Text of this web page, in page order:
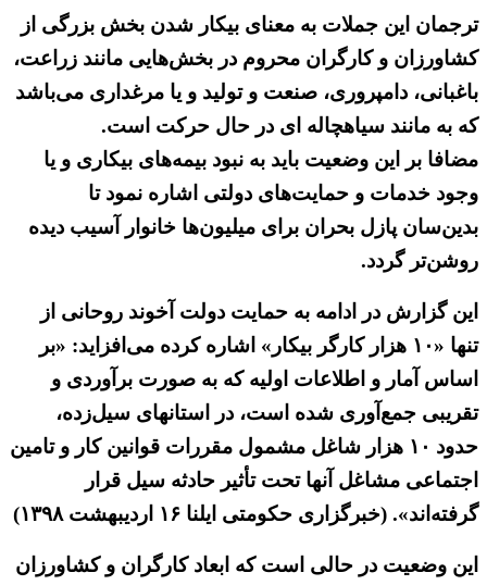
ترجمان این جملات به معنای بیکار شدن بخش بزرگی از
کشاورزان و کارگران محروم در بخش‌هایی مانند زراعت،
باغبانی، دامپروری، صنعت و تولید و یا مرغداری می‌باشد
که به مانند سیاهچاله ای در حال حرکت است.
مضافا بر این وضعیت باید به نبود بیمه‌های بیکاری و یا
وجود خدمات و حمایت‌های دولتی اشاره نمود تا
بدین‌سان پازل بحران برای میلیون‌ها خانوار آسیب دیده
روشن‌تر گردد.
این گزارش در ادامه به حمایت دولت آخوند روحانی از
تنها «۱۰ هزار کارگر بیکار» اشاره کرده می‌افزاید: «بر
اساس آمار و اطلاعات اولیه که به صورت برآوردی و
تقریبی جمع‌آوری شده است، در استانهای سیل‌زده،
حدود ۱۰ هزار شاغل مشمول مقررات قوانین کار و تامین
اجتماعی مشاغل آنها تحت تأثیر حادثه سیل قرار
گرفته‌اند». (خبرگزاری حکومتی ایلنا ۱۶ اردیبهشت ۱۳۹۸)
این وضعیت در حالی است که ابعاد کارگران و کشاورزان